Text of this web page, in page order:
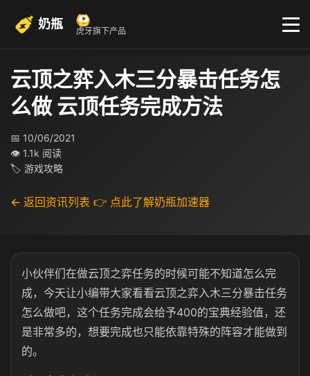
奶瓶 虎牙旗下产品
云顶之弈入木三分暴击任务怎
么做 云顶任务完成方法
📅 10/06/2021
👁 1.1k 阅读
🏷 游戏攻略
← 返回资讯列表 👉 点此了解奶瓶加速器
小伙伴们在做云顶之弈任务的时候可能不知道怎么完
成，今天让小编带大家看看云顶之弈入木三分暴击任务
怎么做吧，这个任务完成会给予400的宝典经验值，还
是非常多的，想要完成也只能依靠特殊的阵容才能做到
的。